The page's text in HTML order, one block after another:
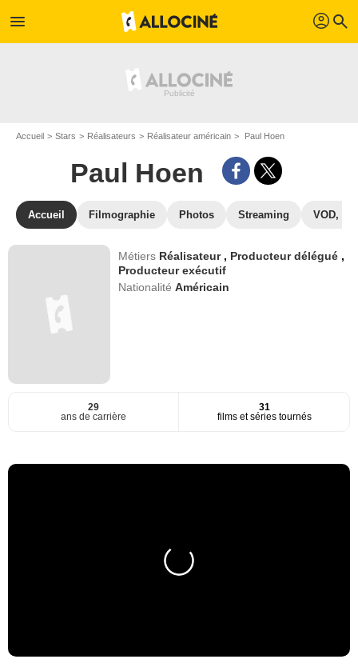
menu profil search
Accueil Stars Réalisateurs Réalisateur américain Paul Hoen
Paul Hoen
Accueil Filmographie Photos Streaming VOD,
Métiers Réalisateur , Producteur délégué ,
Producteur exécutif
NationalitéAméricain
29
ans de carrière
31
films et séries tournés